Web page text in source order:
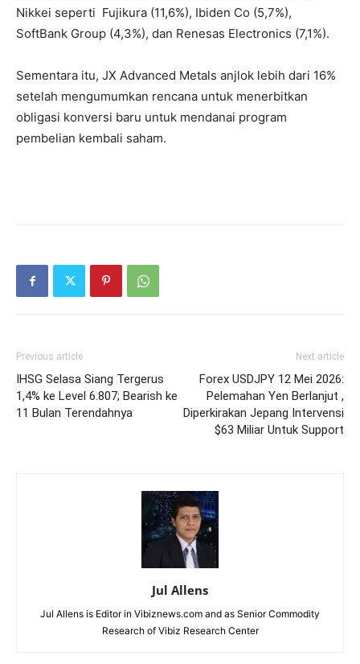
Nikkei seperti Fujikura (11,6%), Ibiden Co (5,7%),
SoftBank Group (4,3%), dan Renesas Electronics (7,1%).
Sementara itu, JX Advanced Metals anjlok lebih dari 16%
setelah mengumumkan rencana untuk menerbitkan
obligasi konversi baru untuk mendanai program
pembelian kembali saham.
Previous article
IHSG Selasa Siang Tergerus
1,4% ke Level 6.807; Bearish ke
11 Bulan Terendahnya
Next article
Forex USDJPY 12 Mei 2026:
Pelemahan Yen Berlanjut ,
Diperkirakan Jepang Intervensi
$63 Miliar Untuk Support
Jul Allens
Jul Allens is Editor in Vibiznews.com and as Senior Commodity
Research of Vibiz Research Center